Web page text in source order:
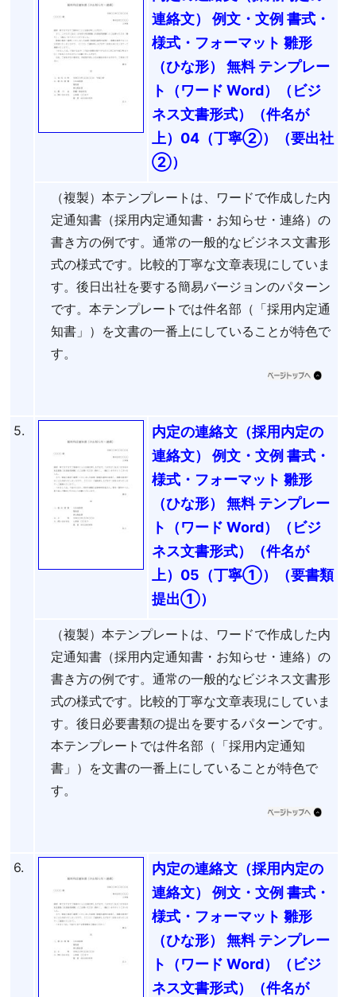
連絡文） 例文・文例 書式・
様式・フォーマット 雛形
（ひな形） 無料 テンプレー
ト（ワード Word）（ビジ
ネス文書形式）（件名が
上）04（丁寧②）（要出社
②）
（複製）本テンプレートは、ワードで作成した内
定通知書（採用内定通知書・お知らせ・連絡）の
書き方の例です。通常の一般的なビジネス文書形
式の様式です。比較的丁寧な文章表現にしていま
す。後日出社を要する簡易バージョンのパターン
です。本テンプレートでは件名部（「採用内定通
知書」）を文書の一番上にしていることが特色で
す。
5.
内定の連絡文（採用内定の
連絡文） 例文・文例 書式・
様式・フォーマット 雛形
（ひな形） 無料 テンプレー
ト（ワード Word）（ビジ
ネス文書形式）（件名が
上）05（丁寧①）（要書類
提出①）
（複製）本テンプレートは、ワードで作成した内
定通知書（採用内定通知書・お知らせ・連絡）の
書き方の例です。通常の一般的なビジネス文書形
式の様式です。比較的丁寧な文章表現にしていま
す。後日必要書類の提出を要するパターンです。
本テンプレートでは件名部（「採用内定通知
書」）を文書の一番上にしていることが特色で
す。
6.
内定の連絡文（採用内定の
連絡文） 例文・文例 書式・
様式・フォーマット 雛形
（ひな形） 無料 テンプレー
ト（ワード Word）（ビジ
ネス文書形式）（件名が